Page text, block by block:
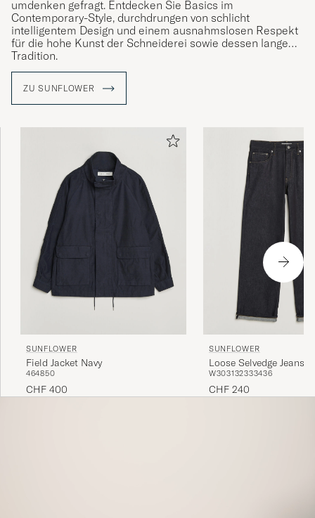
umdenken gefragt. Entdecken Sie Basics im
Contemporary-Style, durchdrungen von schlicht
intelligentem Design und einem ausnahmslosen Respekt
für die hohe Kunst der Schneiderei sowie dessen lange
Tradition.
Sunflower stammen von einer kreativen Expertengruppe
für Herrenmode aus dem wunderschönen Kopenhagen
Sonnenblume ins Spiel kommt? Das strahlende Symbol
steht für die Vision des Labels und den Wunsch nach
nachhaltiger Qualität und langanhaltender Freude.
ZU SUNFLOWER
SUNFLOWER
Field Jacket Navy
464850
CHF 400
SUNFLOWER
Loose Selvedge Jeans
W303132333436
CHF 240